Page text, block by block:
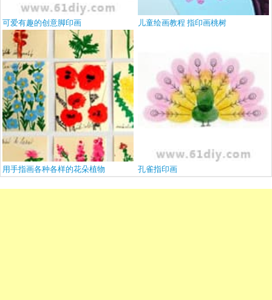
可爱有趣的创意脚印画 儿童绘画教程 指印画桃树
用手指画各种各样的花朵植物 孔雀指印画